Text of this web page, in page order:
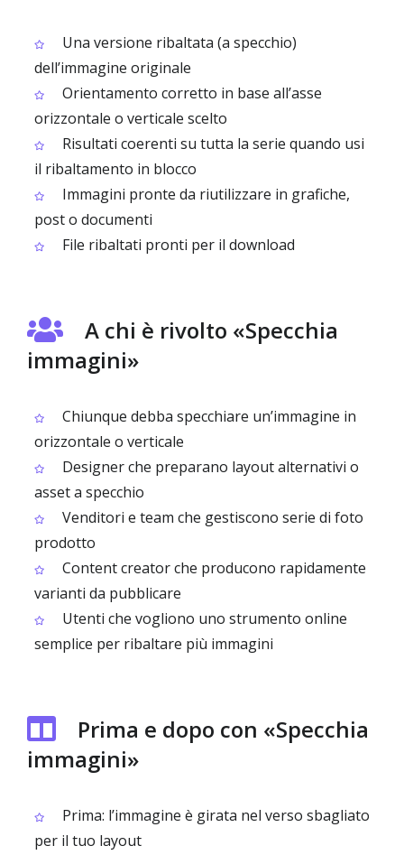
Una versione ribaltata (a specchio)
dell’immagine originale
Orientamento corretto in base all’asse
orizzontale o verticale scelto
Risultati coerenti su tutta la serie quando usi
il ribaltamento in blocco
Immagini pronte da riutilizzare in grafiche,
post o documenti
File ribaltati pronti per il download
A chi è rivolto «Specchia
immagini»
Chiunque debba specchiare un’immagine in
orizzontale o verticale
Designer che preparano layout alternativi o
asset a specchio
Venditori e team che gestiscono serie di foto
prodotto
Content creator che producono rapidamente
varianti da pubblicare
Utenti che vogliono uno strumento online
semplice per ribaltare più immagini
Prima e dopo con «Specchia
immagini»
Prima: l’immagine è girata nel verso sbagliato
per il tuo layout